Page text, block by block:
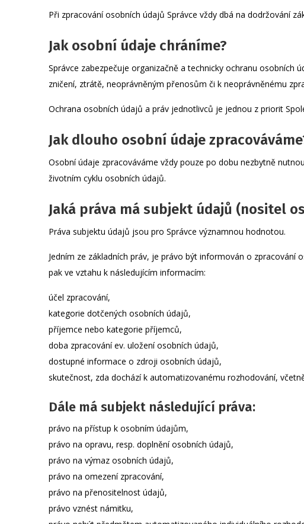
Při zpracování osobních údajů Správce vždy dbá na dodržování
Jak osobní údaje chráníme?
Správce zabezpečuje organizačně a technicky ochranu
zničení, ztrátě, neoprávněným přenosům či k neoprávněnému
Ochrana osobních údajů a práv jednotlivců je jednou z priorit
Jak dlouho osobní údaje
Osobní údaje zpracováváme vždy pouze po dobu nezbytně
životním cyklu osobních údajů.
Jaká práva má subjekt údajů (nositel
Práva subjektu údajů jsou pro Správce významnou hodnotou.
Jedním ze základních práv, je právo být informován o
pak ve vztahu k následujícím informacím:
účel zpracování,
kategorie dotčených osobních údajů,
příjemce nebo kategorie příjemců,
doba zpracování ev. uložení osobních údajů,
dostupné informace o zdroji osobních údajů,
skutečnost, zda dochází k automatizovanému rozhodování,
Dále má subjekt následující práva:
právo na přístup k osobním údajům,
právo na opravu, resp. doplnění osobních údajů,
právo na výmaz osobních údajů,
právo na omezení zpracování,
právo na přenositelnost údajů,
právo vznést námitku,